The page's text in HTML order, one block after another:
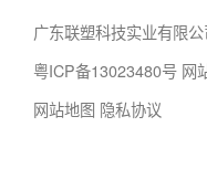
广东联塑科技实业有限
粤ICP备13023480号 网
网站地图 隐私协议